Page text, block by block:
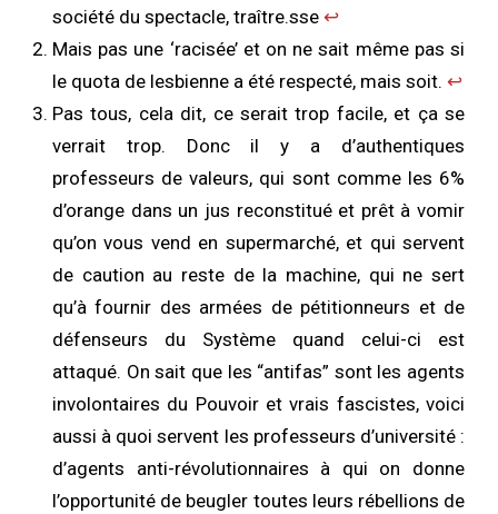
société du spectacle, traître.sse ↩︎
Mais pas une ‘racisée’ et on ne sait même pas si
le quota de lesbienne a été respecté, mais soit. ↩︎
Pas tous, cela dit, ce serait trop facile, et ça se
verrait trop. Donc il y a d’authentiques
professeurs de valeurs, qui sont comme les 6%
d’orange dans un jus reconstitué et prêt à vomir
qu’on vous vend en supermarché, et qui servent
de caution au reste de la machine, qui ne sert
qu’à fournir des armées de pétitionneurs et de
défenseurs du Système quand celui-ci est
attaqué. On sait que les “antifas” sont les agents
involontaires du Pouvoir et vrais fascistes, voici
aussi à quoi servent les professeurs d’université :
d’agents anti-révolutionnaires à qui on donne
l’opportunité de beugler toutes leurs rébellions de